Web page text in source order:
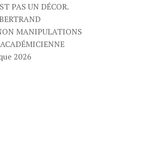
PAS UN DÉCOR.
MANIPULATIONS
2026